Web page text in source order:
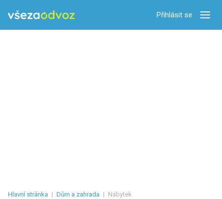
Přihlásit se
Hlavní stránka | Dům a zahrada | Nábytek